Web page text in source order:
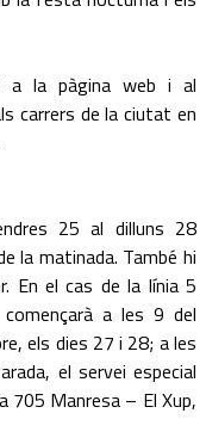
a la pàgina web i al
carrers de la ciutat en
25 al dilluns 28
la matinada. També hi
En el cas de la línia 5
a les 9 del
els dies 27 i 28; a les
el servei especial
705 Manresa – El Xup,